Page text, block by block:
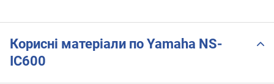
Корисні матеріали по Yamaha NS-
IC600